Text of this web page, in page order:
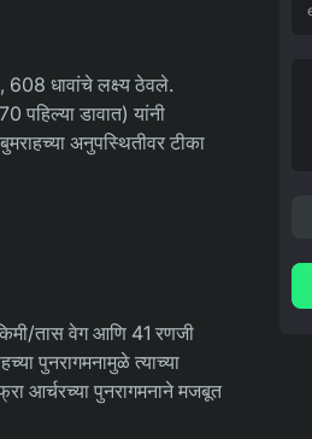
धावांचे लक्ष्य ठेवले.
डावात) यांनी
अनुपस्थितीवर टीका
तास वेग आणि 41 रणजी
पुनरागमनामुळे त्याच्या
आर्चरच्या पुनरागमनाने मजबूत